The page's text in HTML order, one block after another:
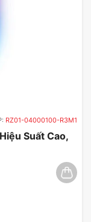
người
âm
RZ01-04000100-R3M1
Suất Cao,